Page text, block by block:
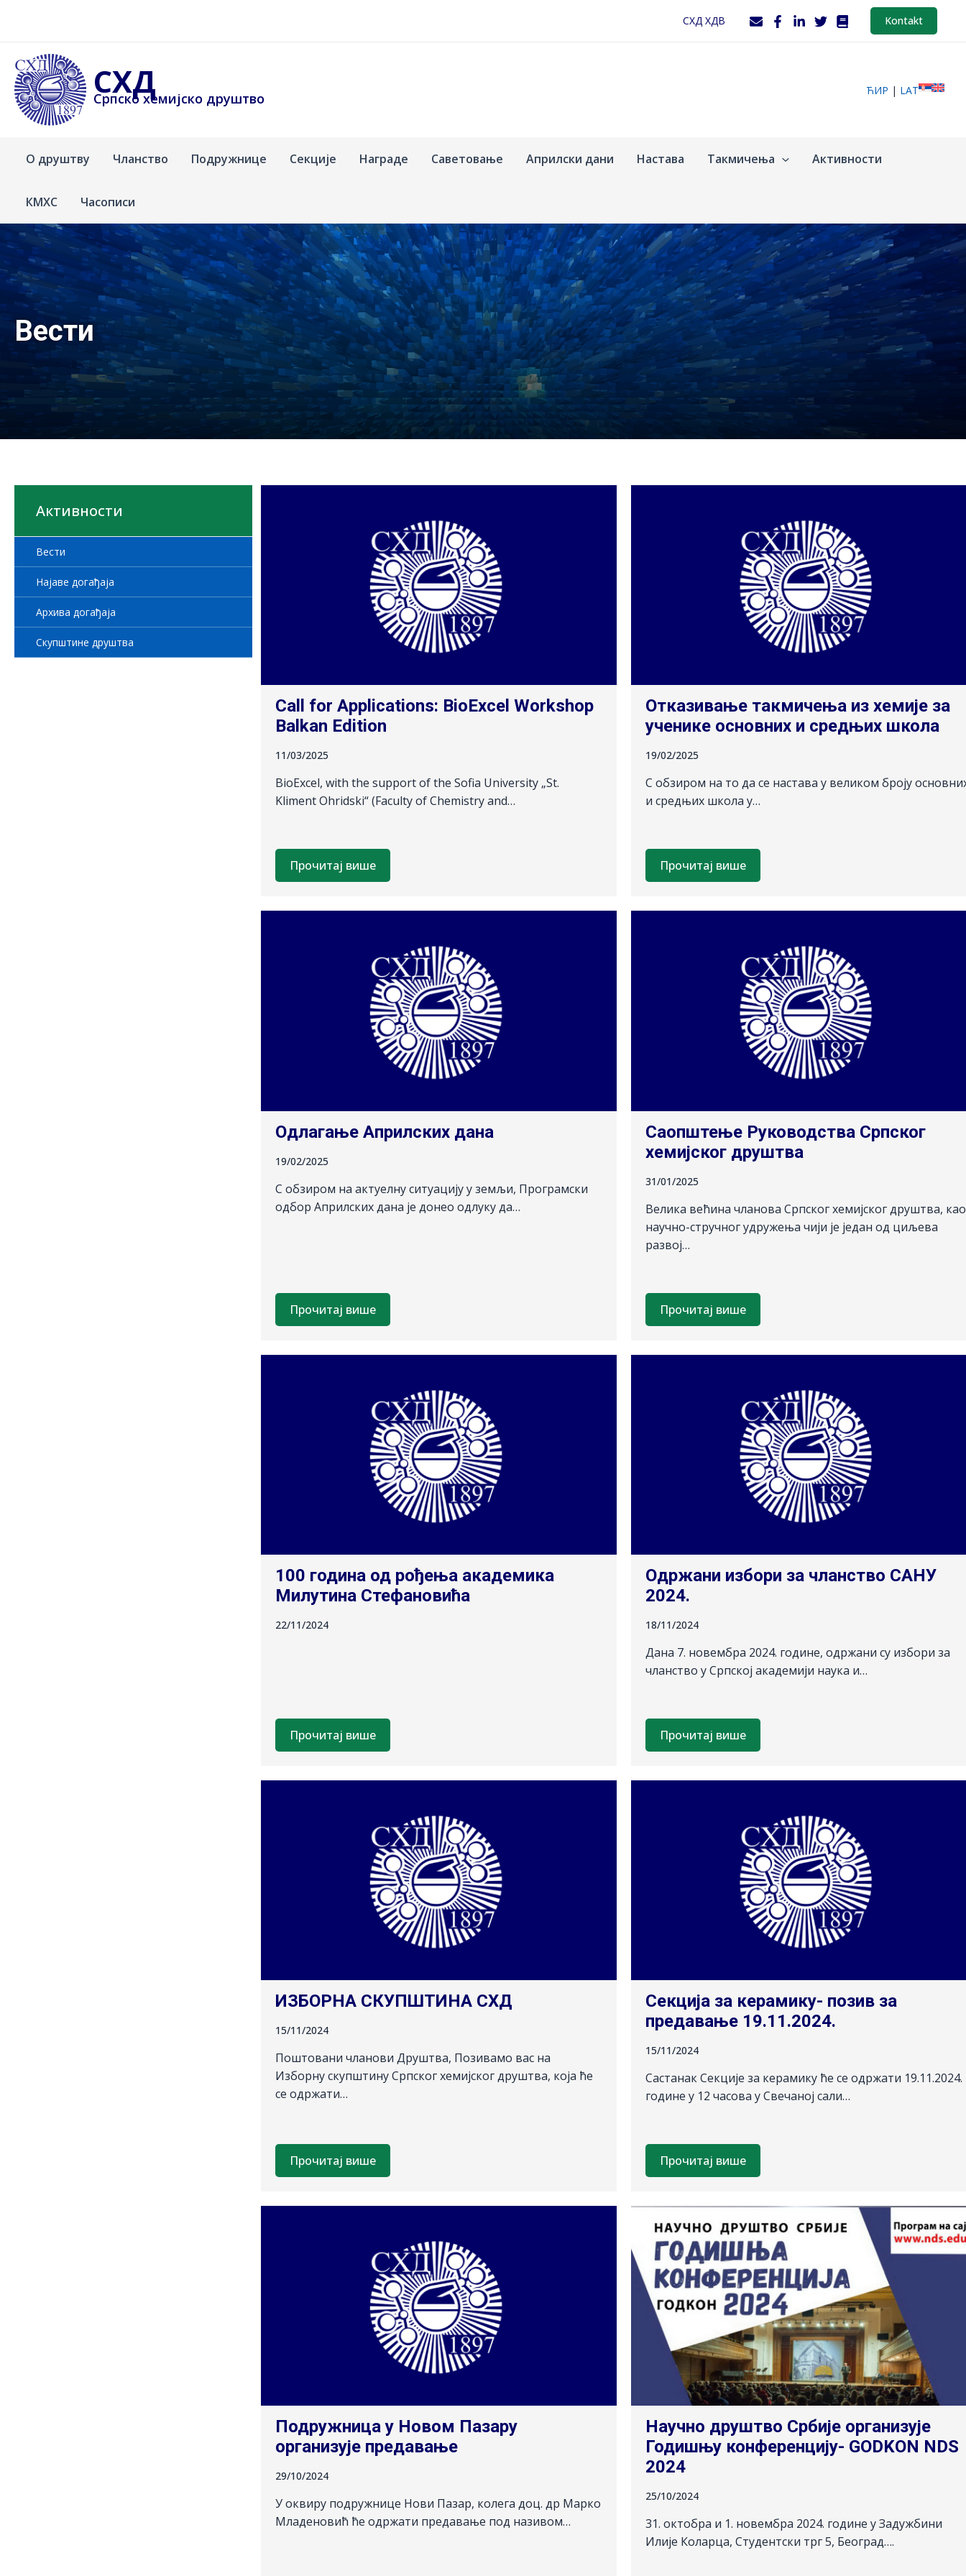
СХД ХДВ Kontakt
СХД
Српско хемијско друштво ЋИР | LAT
О друштву Чланство Подружнице Секције Награде Саветовање Априлски дани Настава Такмичења Активности
КМХС Часописи
Вести
Активности
Вести
Најаве догађаја
Архива догађаја
Скупштине друштва
Call for Applications: BioExcel Workshop
Balkan Edition
11/03/2025
BioExcel, with the support of the Sofia University „St.
Kliment Ohridski“ (Faculty of Chemistry and…
Прочитај више
Отказивање такмичења из хемије за
ученике основних и средњих школа
19/02/2025
С обзиром на то да се настава у великом броју
и средњих школа у…
Прочитај више
Одлагање Априлских дана
19/02/2025
С обзиром на актуелну ситуацију у земљи, Програмски
одбор Априлских дана је донео одлуку да…
Прочитај више
Саопштење Руководства Српског
хемијског друштва
31/01/2025
Велика већина чланова Српског хемијског друштва, као
научно-стручног удружења чији је један од циљева
развој…
Прочитај више
100 година од рођења академика
Милутина Стефановића
22/11/2024
Прочитај више
Одржани избори за чланство САНУ
2024.
18/11/2024
Дана 7. новембра 2024. године, одржани су избори за
чланство у Српској академији наука и…
Прочитај више
ИЗБОРНА СКУПШТИНА СХД
15/11/2024
Поштовани чланови Друштва, Позивамо вас на
Изборну скупштину Српског хемијског друштва, која ће
се одржати…
Прочитај више
Секција за керамику- позив за
предавање 19.11.2024.
15/11/2024
Састанак Секције за керамику ће се одржати 19.11.2024.
године у 12 часова у Свечаној сали…
Прочитај више
Подружница у Новом Пазару
организује предавање
29/10/2024
У оквиру подружнице Нови Пазар, колега доц. др Марко
Младеновић ће одржати предавање под називом…
Научно друштво Србије организује
Годишњу конференцију- GODKON NDS
2024
25/10/2024
31. октобра и 1. новембра 2024. године у Задужбини
Илије Коларца, Студентски трг 5, Београд….